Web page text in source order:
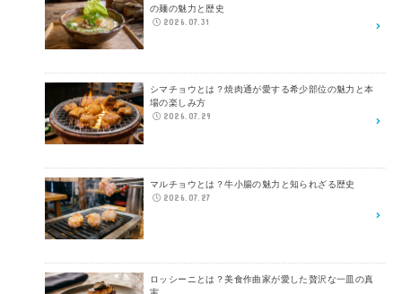
の麺の魅力と歴史
2026.07.31
シマチョウとは？焼肉通が愛する希少部位の魅力と本
場の楽しみ方
2026.07.29
マルチョウとは？牛小腸の魅力と知られざる歴史
2026.07.27
ロッシーニとは？美食作曲家が愛した贅沢な一皿の真